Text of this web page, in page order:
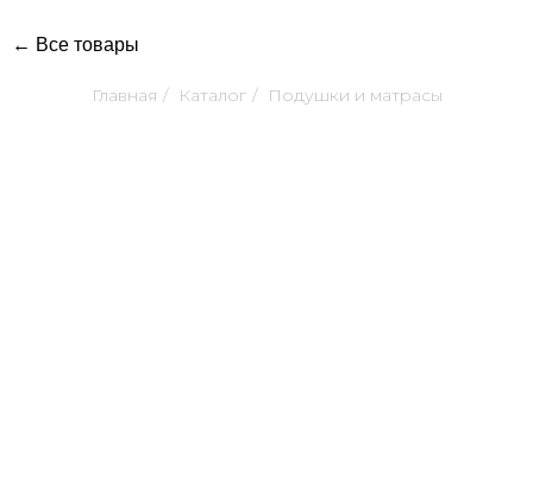
← Все товары
Главная / Каталог / Подушки и матрасы